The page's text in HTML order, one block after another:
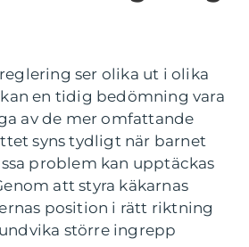
ser olika ut i olika
en tidig bedömning vara
av de mer omfattande
syns tydligt när barnet
problem kan upptäckas
att styra käkarnas
position i rätt riktning
större ingrepp